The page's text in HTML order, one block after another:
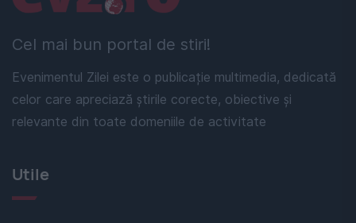
Cel mai bun portal de stiri!
Evenimentul Zilei este o publicație multimedia, dedicată
celor care apreciază știrile corecte, obiective și
relevante din toate domeniile de activitate
Utile